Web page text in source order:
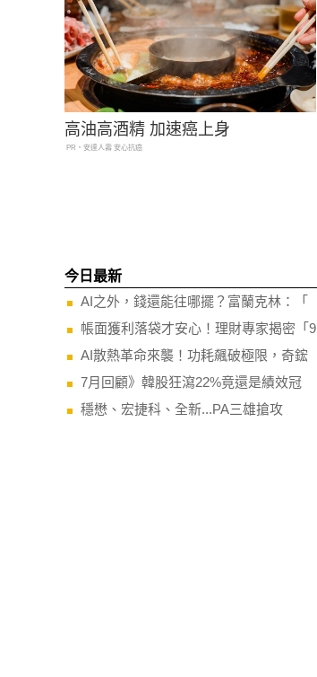
高油高酒精 加速癌上身
PR・安達人壽 安心抗癌
今日最新
AI之外，錢還能往哪擺？富蘭克林：「
帳面獲利落袋才安心！理財專家揭密「9
AI散熱革命來襲！功耗飆破極限，奇鋐
7月回顧》韓股狂瀉22%竟還是績效冠
穩懋、宏捷科、全新...PA三雄搶攻